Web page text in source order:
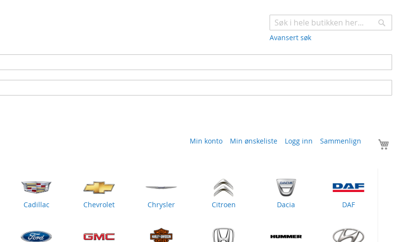
Avansert søk
Søk
Min konto Min ønskeliste Logg inn Sammenlign
Cadillac Chevrolet Chrysler Citroen Dacia DAF